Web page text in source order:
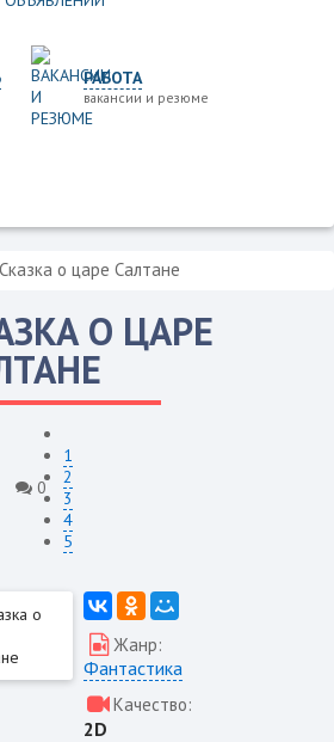
РАБОТА
вакансии и резюме
Сказка о царе Салтане
О ЦАРЕ
0
1
2
3
4
5
Жанр:
Фантастика
Качество:
2D